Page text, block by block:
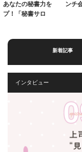
ンチ会！
新着記事
インタビュー